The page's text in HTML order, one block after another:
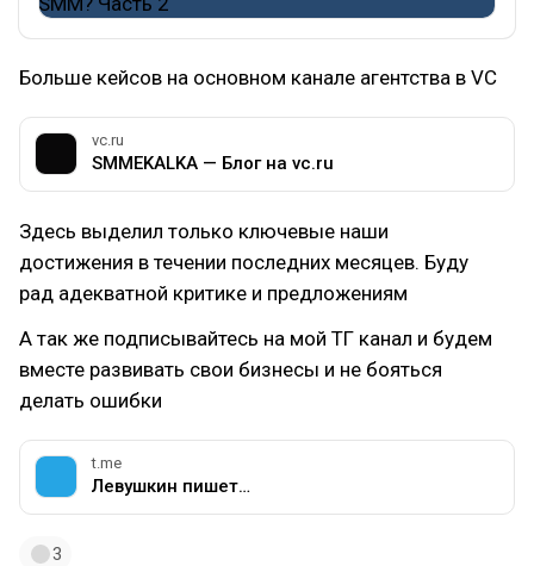
Больше кейсов на основном канале агентства в VC
vc.ru
SMMEKALKA — Блог на vc.ru
Здесь выделил только ключевые наши
достижения в течении последних месяцев. Буду
рад адекватной критике и предложениям
А так же подписывайтесь на мой ТГ канал и будем
вместе развивать свои бизнесы и не бояться
делать ошибки
t.me
Левушкин пишет…
3